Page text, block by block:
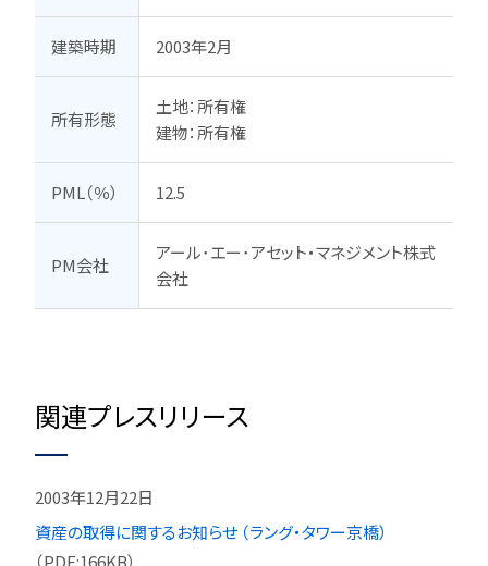
建築時期 2003年2月
所有形態
土地：所有権
建物：所有権
PML（％） 12.5
PM会社
アール･エー･アセット・マネジメント株式
会社
関連プレスリリース
2003年12月22日
資産の取得に関するお知らせ （ラング・タワー京橋）
（PDF:166KB）